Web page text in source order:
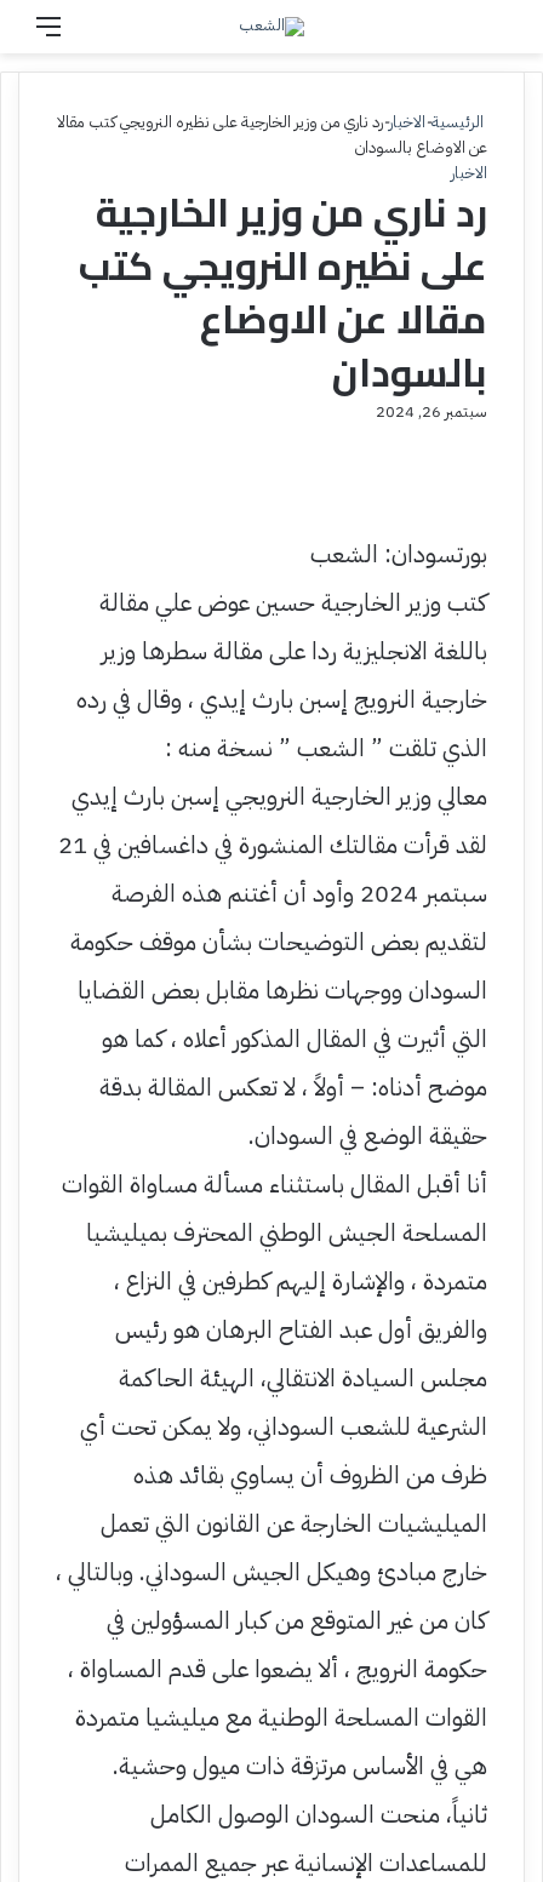
بحث عن
الرئيسية-الاخبار-رد ناري من وزير الخارجية على نظيره النرويجي كتب مقالا
عن الاوضاع بالسودان
الاخبار
رد ناري من وزير الخارجية
على نظيره النرويجي كتب
مقالا عن الاوضاع
بالسودان
سبتمبر 26, 2024
بورتسودان: الشعب
كتب وزير الخارجية حسين عوض علي مقالة
باللغة الانجليزية ردا على مقالة سطرها وزير
خارجية النرويج إسبن بارث إيدي ، وقال في رده
الذي تلقت ” الشعب ” نسخة منه :
معالي وزير الخارجية النرويجي إسبن بارث إيدي
لقد قرأت مقالتك المنشورة في داغسافين في 21
سبتمبر 2024 وأود أن أغتنم هذه الفرصة
لتقديم بعض التوضيحات بشأن موقف حكومة
السودان ووجهات نظرها مقابل بعض القضايا
التي أثيرت في المقال المذكور أعلاه ، كما هو
موضح أدناه: – أولاً ، لا تعكس المقالة بدقة
حقيقة الوضع في السودان.
أنا أقبل المقال باستثناء مسألة مساواة القوات
المسلحة الجيش الوطني المحترف بميليشيا
متمردة ، والإشارة إليهم كطرفين في النزاع ،
والفريق أول عبد الفتاح البرهان هو رئيس
مجلس السيادة الانتقالي، الهيئة الحاكمة
الشرعية للشعب السوداني، ولا يمكن تحت أي
ظرف من الظروف أن يساوي بقائد هذه
الميليشيات الخارجة عن القانون التي تعمل
خارج مبادئ وهيكل الجيش السوداني. وبالتالي ،
كان من غير المتوقع من كبار المسؤولين في
حكومة النرويج ، ألا يضعوا على قدم المساواة ،
القوات المسلحة الوطنية مع ميليشيا متمردة
هي في الأساس مرتزقة ذات ميول وحشية.
ثانياً، منحت السودان الوصول الكامل
للمساعدات الإنسانية عبر جميع الممرات